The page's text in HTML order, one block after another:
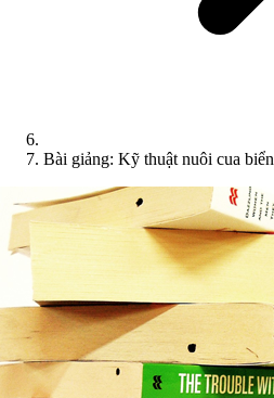
Bài giảng: Kỹ thuật nuôi cua biển